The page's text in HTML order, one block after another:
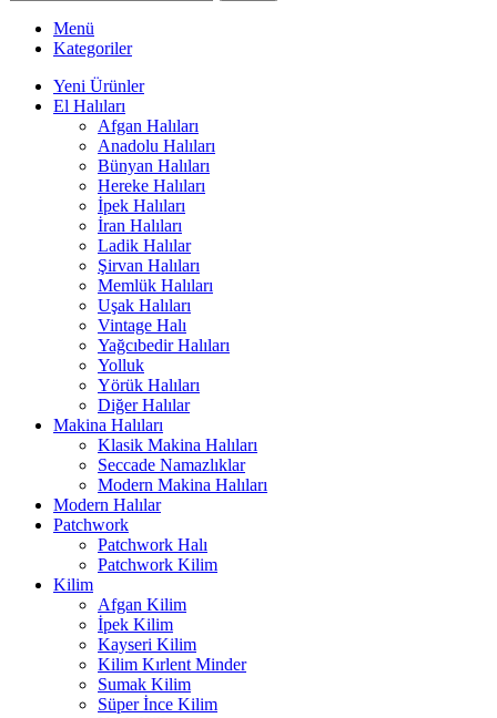
Menü
Kategoriler
Yeni Ürünler
El Halıları
Afgan Halıları
Anadolu Halıları
Bünyan Halıları
Hereke Halıları
İpek Halıları
İran Halıları
Ladik Halılar
Şirvan Halıları
Memlük Halıları
Uşak Halıları
Vintage Halı
Yağcıbedir Halıları
Yolluk
Yörük Halıları
Diğer Halılar
Makina Halıları
Klasik Makina Halıları
Seccade Namazlıklar
Modern Makina Halıları
Modern Halılar
Patchwork
Patchwork Halı
Patchwork Kilim
Kilim
Afgan Kilim
İpek Kilim
Kayseri Kilim
Kilim Kırlent Minder
Sumak Kilim
Süper İnce Kilim